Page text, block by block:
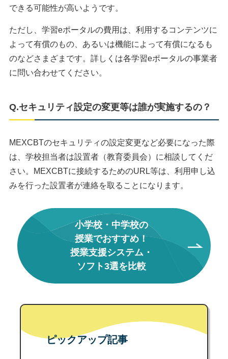
できる可能性が高いようです。
ただし、学習eポータルの費用は、利用するコンテンツに
よって有償のもの、あるいは機能によって有償になるも
のなどさまざまです。詳しくは各学習eポータルの事業者
に問い合わせてください。
Q.セキュリティ設定の変更等は誰が実施するの？
MEXCBTのセキュリティの設定変更など必要になった際
は、学校担当者は設置者（教育委員会）に相談してくだ
さい。MEXCBTに接続するためのURL等は、利用申し込
みを行った設置者が連絡を取ることになります。
小学校・中学校の
授業でおすすめ！
授業支援システム・
ソフト3選を比較
ピックアップ記事